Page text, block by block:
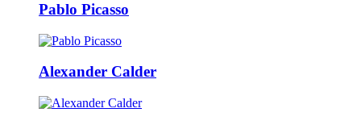
Pablo Picasso
Alexander Calder